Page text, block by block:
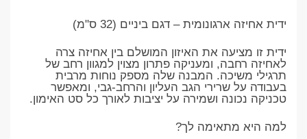
ידית אחיזה ארגונומית – דגם ביניים (32 ס"מ)
​ידית זו מציעה את האיזון המושלם בין אחיזה צרה
לאחיזה רחבה, ומעניקה פתרון מצוין למגוון רחב של
תרגילי משיכה. המבנה שלה מספק נוחות מרבית
בעבודה על שרירי הגב העליון והרחב-גבי, ומאפשר
טכניקה נכונה ושמירה על יציבות לאורך כל סט האימון.
​למה היא מתאימה לך?